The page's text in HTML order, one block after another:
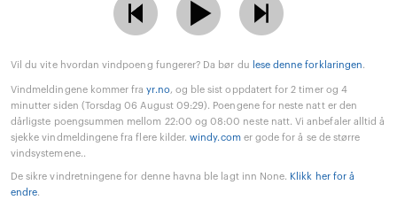
Vil du vite hvordan vindpoeng fungerer? Da bør du lese denne forklaringen.
Vindmeldingene kommer frayr.no, og ble sist oppdatert for 2 timer og 4
minutter siden (Torsdag 06 August 09:29). Poengene for neste natt er den
dårligste poengsummen mellom 22:00 og 08:00 neste natt. Vi anbefaler alltid å
sjekke vindmeldingene fra flere kilder.windy.comer gode for å se de større
vindsystemene..
De sikre vindretningene for denne havna ble lagt inn None. Klikk her for å
endre.